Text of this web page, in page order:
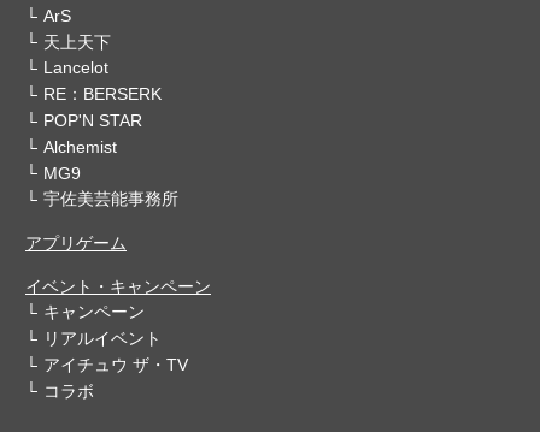
ArS
天上天下
Lancelot
RE：BERSERK
POP'N STAR
Alchemist
MG9
宇佐美芸能事務所
アプリゲーム
イベント・キャンペーン
キャンペーン
リアルイベント
アイチュウ ザ・TV
コラボ